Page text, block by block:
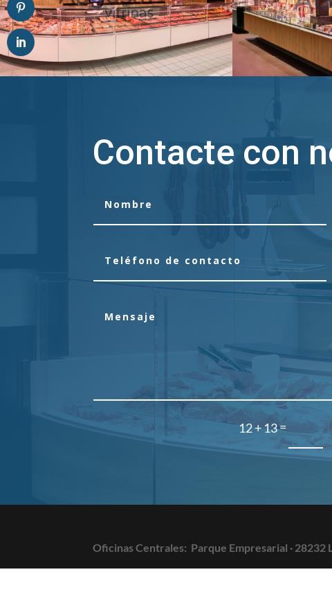
Contacte con
12 + 13=
Oficinas Centrales: Parque Empresarial · 28232